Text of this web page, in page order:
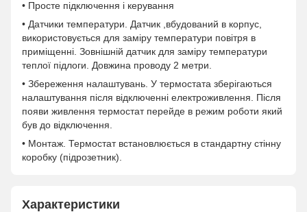
• Просте підключення і керування
• Датчики температури. Датчик ,вбудований в корпус,
використовується для заміру температури повітря в
приміщенні. Зовнішній датчик для заміру температури
теплої підлоги. Довжина проводу 2 метри.
• Збереження налаштувань. У термостата зберігаються
налаштування після відключенні електроживлення. Після
появи живлення термостат перейде в режим роботи який
був до відключення.
• Монтаж. Термостат встановлюється в стандартну стінну
коробку (підрозетник).
Характеристики